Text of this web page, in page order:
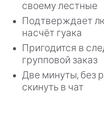
своему лестные
Подтверждает
насчёт гуака
Пригодится в
групповой заказ
Две минуты, без
скинуть в чат